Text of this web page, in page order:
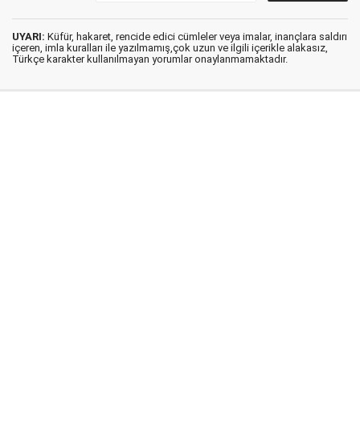
UYARI: Küfür, hakaret, rencide edici cümleler veya imalar, inançlara saldırı
içeren, imla kuralları ile yazılmamış,çok uzun ve ilgili içerikle alakasız,
Türkçe karakter kullanılmayan yorumlar onaylanmamaktadır.